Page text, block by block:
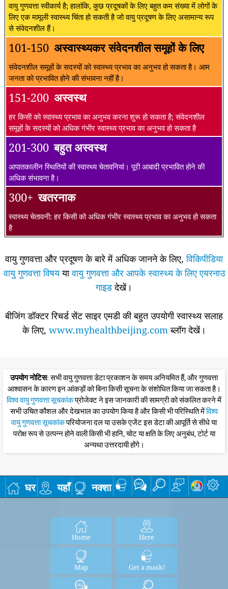
वायु गुणवत्ता स्वीकार्य है; हालांकि, कुछ प्रदूषकों के लिए बहुत कम संख्या में लोगों के
लिए एक मामूली स्वास्थ्य चिंता हो सकती है जो वायु प्रदूषण के लिए असामान्य रूप
से संवेदनशील हैं।
101-150 अस्वास्थ्यकर संवेदनशील समूहों के लिए
संवेदनशील समूहों के सदस्यों को स्वास्थ्य प्रभाव का अनुभव हो सकता है। आम
जनता को प्रभावित होने की संभावना नहीं है।
151-200 अस्वस्थ
हर किसी को स्वास्थ्य प्रभाव का अनुभव करना शुरू हो सकता है; संवेदनशील
समूहों के सदस्यों को अधिक गंभीर स्वास्थ्य प्रभाव का अनुभव हो सकता है
201-300 बहुत अस्वस्थ
आपातकालीन स्थितियों की स्वास्थ्य चेतावनियां। पूरी आबादी प्रभावित होने की
अधिक संभावना है।
300+ खतरनाक
स्वास्थ्य चेतावनी: हर किसी को अधिक गंभीर स्वास्थ्य प्रभाव का अनुभव हो सकता
है
वायु गुणवत्ता और प्रदूषण के बारे में अधिक जानने के लिए,विकिपीडिया
वायु गुणवत्ता विषययावायु गुणवत्ता और आपके स्वास्थ्य के लिए एयरनाउ
गाइडदेखें।
बीजिंग डॉक्टर रिचर्ड सेंट साइर एमडी की बहुत उपयोगी स्वास्थ्य सलाह
के लिए, www.myhealthbeijing.comब्लॉग देखें।
उपयोग नोटिस: सभी वायु गुणवत्ता डेटा प्रकाशन के समय अनियमित हैं, और गुणवत्ता
आश्वासन के कारण इन आंकड़ों को बिना किसी सूचना के संशोधित किया जा सकता है।
विश्व वायु गुणवत्ता सूचकांकप्रोजेक्ट ने इस जानकारी की सामग्री को संकलित करने में
सभी उचित कौशल और देखभाल का उपयोग किया है और किसी भी परिस्थिति मेंविश्व
वायु गुणवत्ता सूचकांकपरियोजना दल या उसके एजेंट इस डेटा की आपूर्ति से सीधे या
परोक्ष रूप से उत्पन्न होने वाली किसी भी हानि, चोट या क्षति के लिए अनुबंध, टोर्ट या
अन्यथा उत्तरदायी होंगे।
घर यहाँ नक्शा
Home Here
Map Get a mask!